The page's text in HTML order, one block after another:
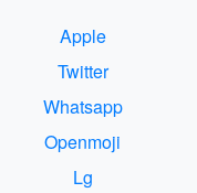
Apple
Twitter
Whatsapp
Openmoji
Lg